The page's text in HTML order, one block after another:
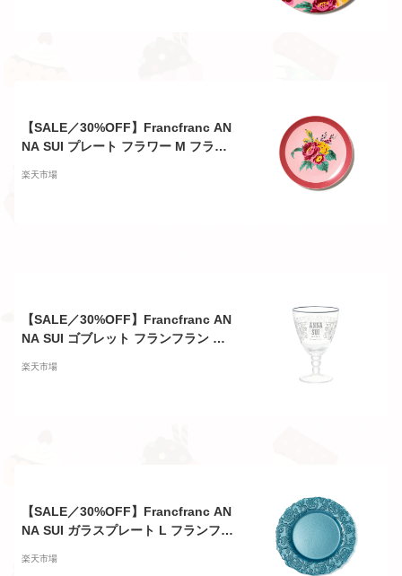
【SALE／30%OFF】Francfranc AN
NA SUI プレート フラワー M フラン
品 食器・皿 ピンク【RBA_E】
楽天市場
【SALE／30%OFF】Francfranc AN
NA SUI ゴブレット フランフラン 食
の食器・調理器具・キッチン用品 グ
楽天市場
【SALE／30%OFF】Francfranc AN
NA SUI ガラスプレート L フランフラ
器・皿 ブルー【RBA_E】
楽天市場